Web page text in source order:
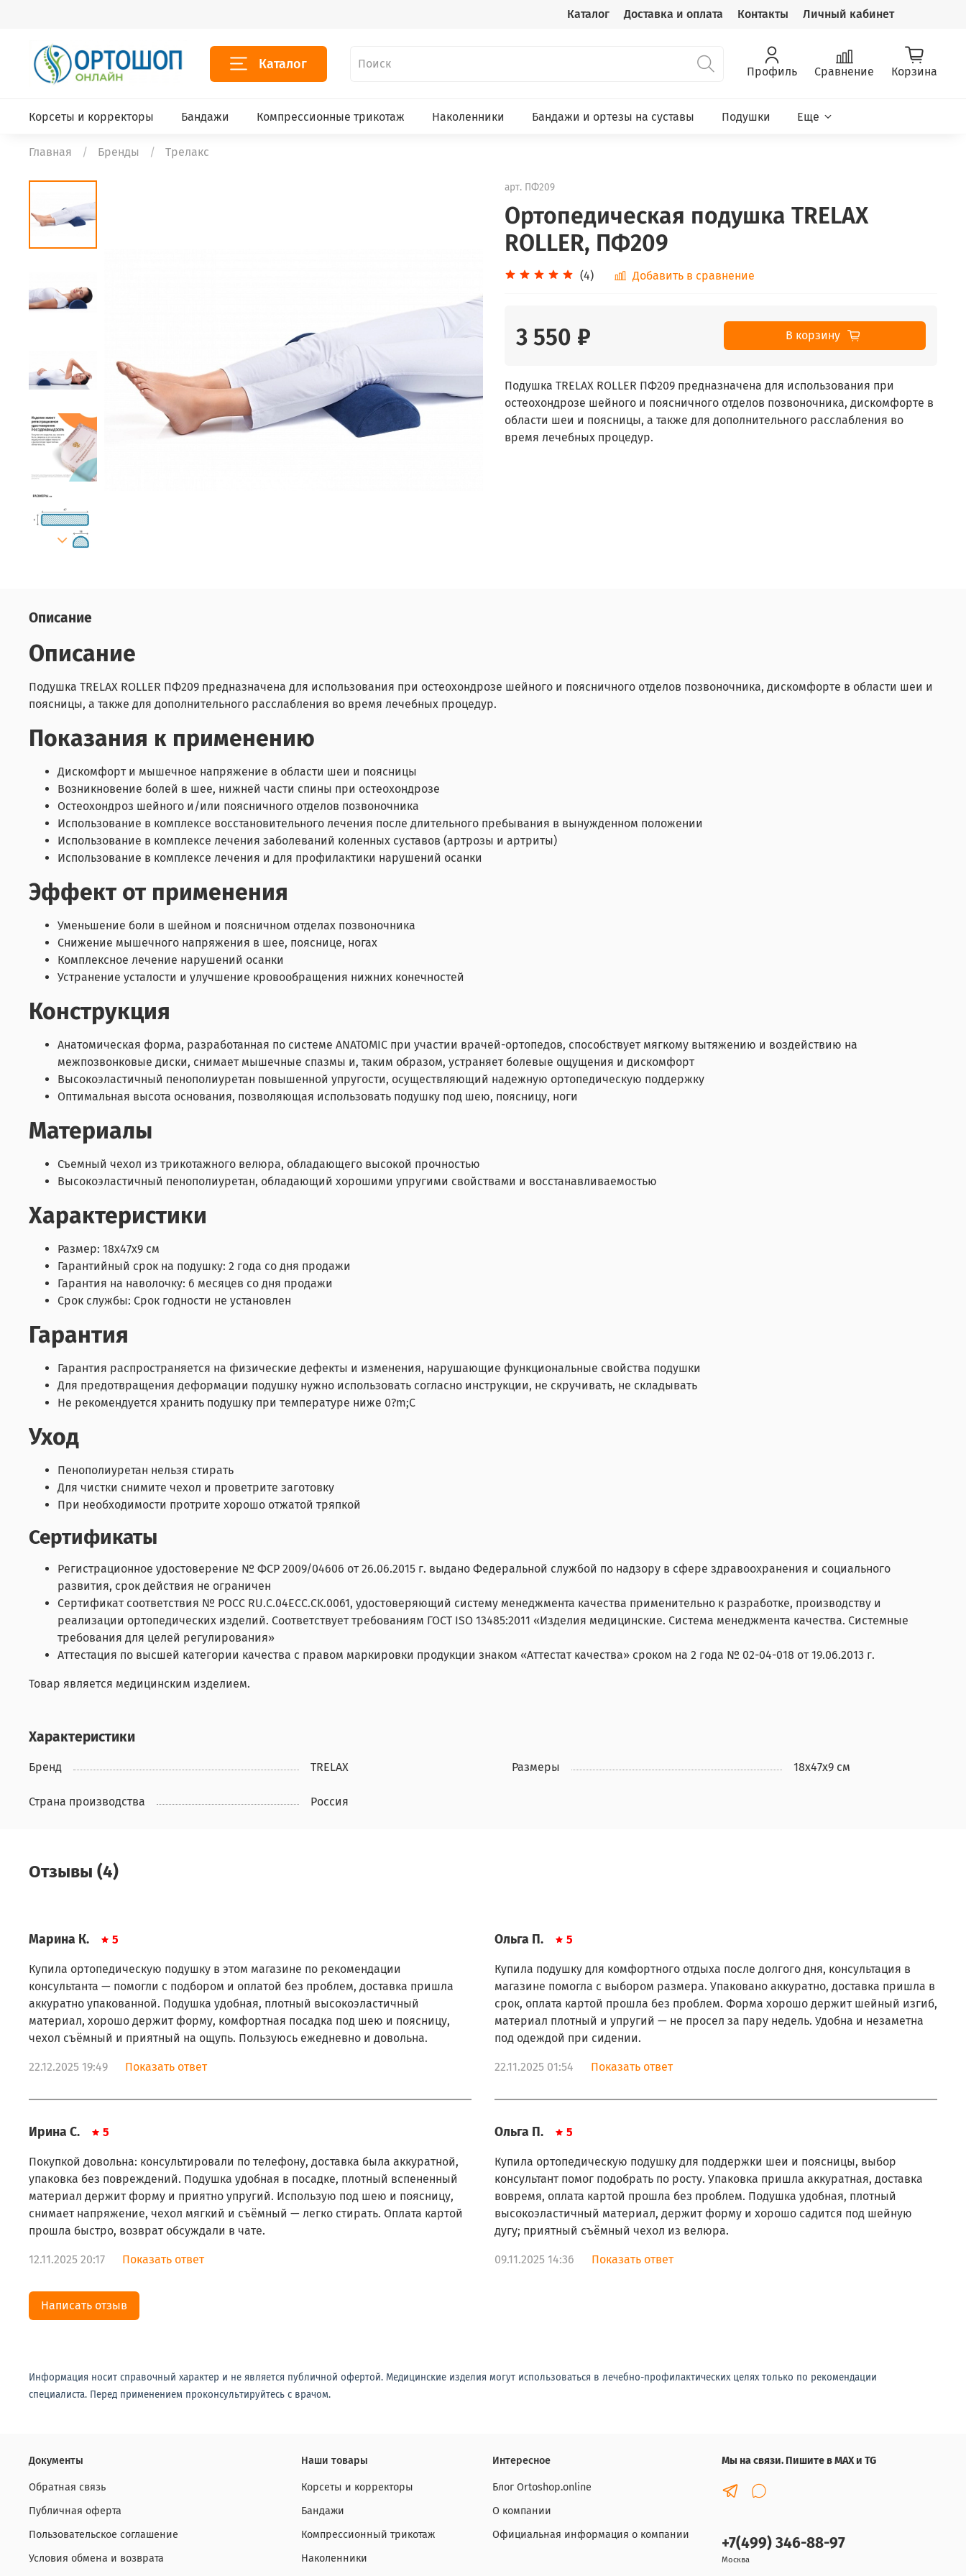
Каталог Доставка и оплата Контакты Личный кабинет
Каталог Профиль Сравнение Корзина
Корсеты и корректоры Бандажи Компрессионные трикотаж Наколенники Бандажи и ортезы на суставы Подушки Еще
Главная Бренды Трелакс
арт. ПФ209
Ортопедическая подушка TRELAX
ROLLER, ПФ209
(4) Добавить в сравнение
3 550 ₽ В корзину
Подушка TRELAX ROLLER ПФ209 предназначена для использования при
остеохондрозе шейного и поясничного отделов позвоночника, дискомфорте в
области шеи и поясницы, а также для дополнительного расслабления во
время лечебных процедур.
Описание
Описание
Подушка TRELAX ROLLER ПФ209 предназначена для использования при остеохондрозе шейного и поясничного отделов позвоночника, дискомфорте в области шеи и
поясницы, а также для дополнительного расслабления во время лечебных процедур.
Показания к применению
Дискомфорт и мышечное напряжение в области шеи и поясницы
Возникновение болей в шее, нижней части спины при остеохондрозе
Остеохондроз шейного и/или поясничного отделов позвоночника
Использование в комплексе восстановительного лечения после длительного пребывания в вынужденном положении
Использование в комплексе лечения заболеваний коленных суставов (артрозы и артриты)
Использование в комплексе лечения и для профилактики нарушений осанки
Эффект от применения
Уменьшение боли в шейном и поясничном отделах позвоночника
Снижение мышечного напряжения в шее, пояснице, ногах
Комплексное лечение нарушений осанки
Устранение усталости и улучшение кровообращения нижних конечностей
Конструкция
Анатомическая форма, разработанная по системе ANATOMIC при участии врачей-ортопедов, способствует мягкому вытяжению и воздействию на
межпозвонковые диски, снимает мышечные спазмы и, таким образом, устраняет болевые ощущения и дискомфорт
Высокоэластичный пенополиуретан повышенной упругости, осуществляющий надежную ортопедическую поддержку
Оптимальная высота основания, позволяющая использовать подушку под шею, поясницу, ноги
Материалы
Съемный чехол из трикотажного велюра, обладающего высокой прочностью
Высокоэластичный пенополиуретан, обладающий хорошими упругими свойствами и восстанавливаемостью
Характеристики
Размер: 18х47х9 см
Гарантийный срок на подушку: 2 года со дня продажи
Гарантия на наволочку: 6 месяцев со дня продажи
Срок службы: Срок годности не установлен
Гарантия
Гарантия распространяется на физические дефекты и изменения, нарушающие функциональные свойства подушки
Для предотвращения деформации подушку нужно использовать согласно инструкции, не скручивать, не складывать
Не рекомендуется хранить подушку при температуре ниже 0?m;С
Уход
Пенополиуретан нельзя стирать
Для чистки снимите чехол и проветрите заготовку
При необходимости протрите хорошо отжатой тряпкой
Сертификаты
Регистрационное удостоверение № ФСР 2009/04606 от 26.06.2015 г. выдано Федеральной службой по надзору в сфере здравоохранения и социального
развития, срок действия не ограничен
Сертификат соответствия № РОСС RU.C.04ЕCC.CK.0061, удостоверяющий систему менеджмента качества применительно к разработке, производству и
реализации ортопедических изделий. Соответствует требованиям ГОСТ ISO 13485:2011 «Изделия медицинские. Система менеджмента качества. Системные
требования для целей регулирования»
Аттестация по высшей категории качества с правом маркировки продукции знаком «Аттестат качества» сроком на 2 года № 02-04-018 от 19.06.2013 г.
Товар является медицинским изделием.
Характеристики
Бренд TRELAX Размеры 18х47х9 см
Страна производства Россия
Отзывы (4)
Марина К. 5
Купила ортопедическую подушку в этом магазине по рекомендации
консультанта — помогли с подбором и оплатой без проблем, доставка пришла
аккуратно упакованной. Подушка удобная, плотный высокоэластичный
материал, хорошо держит форму, комфортная посадка под шею и поясницу,
чехол съёмный и приятный на ощупь. Пользуюсь ежедневно и довольна.
22.12.2025 19:49 Показать ответ
Ольга П. 5
Купила подушку для комфортного отдыха после долгого дня, консультация в
магазине помогла с выбором размера. Упаковано аккуратно, доставка пришла в
срок, оплата картой прошла без проблем. Форма хорошо держит шейный изгиб,
материал плотный и упругий — не просел за пару недель. Удобна и незаметна
под одеждой при сидении.
22.11.2025 01:54 Показать ответ
Ирина С. 5
Покупкой довольна: консультировали по телефону, доставка была аккуратной,
упаковка без повреждений. Подушка удобная в посадке, плотный вспененный
материал держит форму и приятно упругий. Использую под шею и поясницу,
снимает напряжение, чехол мягкий и съёмный — легко стирать. Оплата картой
прошла быстро, возврат обсуждали в чате.
12.11.2025 20:17 Показать ответ
Ольга П. 5
Купила ортопедическую подушку для поддержки шеи и поясницы, выбор
консультант помог подобрать по росту. Упаковка пришла аккуратная, доставка
вовремя, оплата картой прошла без проблем. Подушка удобная, плотный
высокоэластичный материал, держит форму и хорошо садится под шейную
дугу; приятный съёмный чехол из велюра.
09.11.2025 14:36 Показать ответ
Написать отзыв
Информация носит справочный характер и не является публичной офертой. Медицинские изделия могут использоваться в лечебно-профилактических целях только по рекомендации
специалиста. Перед применением проконсультируйтесь с врачом.
Документы
Обратная связь
Публичная оферта
Пользовательское соглашение
Условия обмена и возврата
Наши товары
Корсеты и корректоры
Бандажи
Компрессионный трикотаж
Наколенники
Интересное
Блог Ortoshop.online
О компании
Официальная информация о компании
Мы на связи. Пишите в MAX и TG
+7(499) 346-88-97
Москва